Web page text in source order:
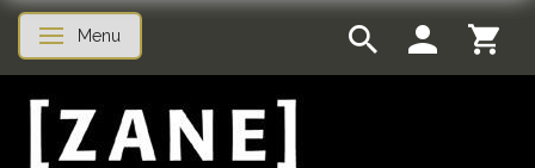
Toggle navigation
Menu